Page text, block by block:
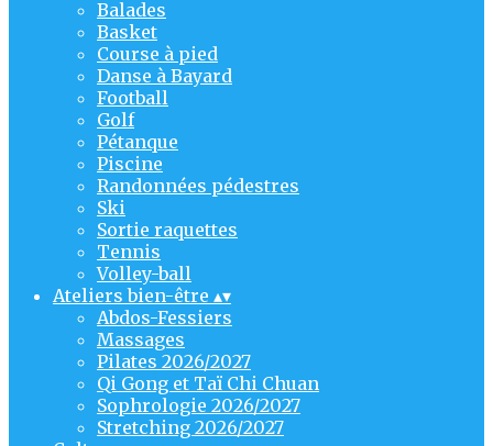
Balades
Basket
Course à pied
Danse à Bayard
Football
Golf
Pétanque
Piscine
Randonnées pédestres
Ski
Sortie raquettes
Tennis
Volley-ball
Ateliers bien-être ▴▾
Abdos-Fessiers
Massages
Pilates 2026/2027
Qi Gong et Taï Chi Chuan
Sophrologie 2026/2027
Stretching 2026/2027